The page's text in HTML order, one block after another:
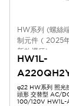
HW系列 (螺絲
制元件 ( 2025
新款機種)
HW1L-
φ22 HW系列 照光按鈕開關 凸
頭形 交替型 AC/DC
100/120V